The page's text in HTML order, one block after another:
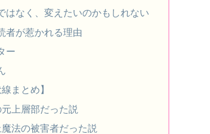
はなく、変えたいのかもしれない
者が惹かれる理由
ー
まとめ】
上層部だった説
法の被害者だった説